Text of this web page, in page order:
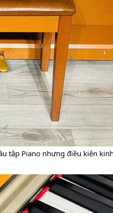
tập Piano nhưng điều kiện